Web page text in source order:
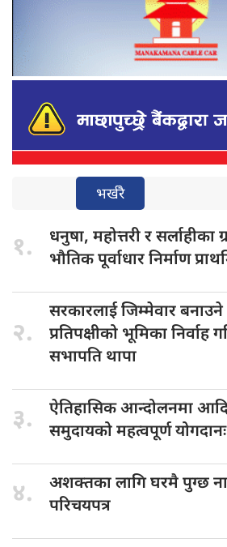
भर्खरै
१. धनुषा, महोत्तरीर सर्लाहीका
भौतिक पूर्वाधार निर्माण
२.
सरकारलाई जिम्मेवारबनाउने
प्रतिपक्षीको भूमिका निर्वाह
सभापति थापा
३. ऐतिहासिक आन्दोलनमा
समुदायको महत्वपूर्ण योगदानः
४. अशक्तका लागिघरमै पुग्छ
परिचयपत्र